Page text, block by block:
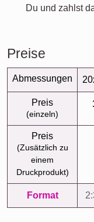
Du und zahlst
Preise
Abmessungen
Preis
(einzeln)
Preis
(Zusätzlich zu
einem
Druckprodukt)
Format